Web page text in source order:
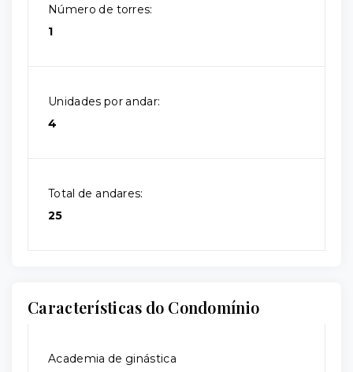
Número de torres:
1
Unidades por andar:
4
Total de andares:
25
Características do Condomínio
Academia de ginástica